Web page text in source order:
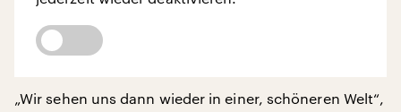
„Wir sehen uns dann wieder in einer, schöneren Welt“,